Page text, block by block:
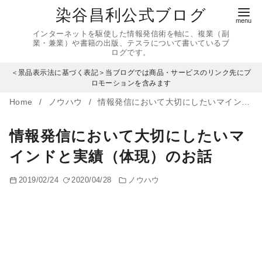
へ
動
染谷昌利公式ブログ
インターネットを駆使した情報発信術を軸に、複業（副
業・兼業）や書籍の出版、テスラについて書いているブ
ログです。
＜景品表示法に基づく表記＞当ブログでは商品・サービスのリンク先にプ
ロモーションを含みます
Home ノウハウ 情報発信において大切にしたいマインドと実績（体現）のお話
情報発信において大切にしたいマ
インドと実績（体現）のお話
2019/02/24 2020/04/28 ノウハウ